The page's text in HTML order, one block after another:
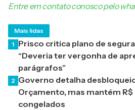
Entre em contato conosco pelo
Mais lidas
1 Prisco critica plano de
“Deveria ter vergonha de
parágrafos”
2 Governo detalha
Orçamento, mas mantém R$
congelados